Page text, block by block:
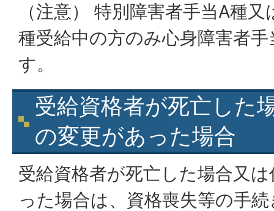
（注意） 特別障害者手当A種
種受給中の方のみ心身障害者
す。
受給資格者が死亡した
の変更があった場合
受給資格者が死亡した場合又
った場合は、資格喪失等の手